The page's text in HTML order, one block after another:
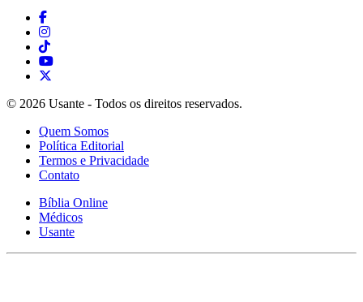
© 2026 Usante - Todos os direitos reservados.
Quem Somos
Política Editorial
Termos e Privacidade
Contato
Bíblia Online
Médicos
Usante